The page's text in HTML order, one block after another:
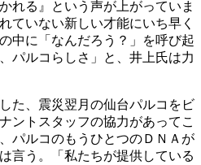
れる』という声が上がっていま
ていない新しい才能にいち早く
中に「なんだろう？」を呼び起
パルコらしさ」と、井上氏は力
た、震災翌月の仙台パルコをビ
ントスタッフの協力があってこ
パルコのもうひとつのＤＮＡが
言う。「私たちが提供している